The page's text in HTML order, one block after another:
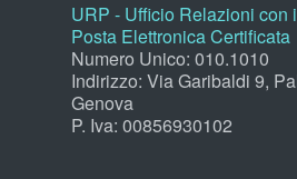
URP - Ufficio Relazioni con
Posta Elettronica Certificata
Numero Unico: 010.1010
Indirizzo: Via Garibaldi 9,
Genova
P. Iva: 00856930102